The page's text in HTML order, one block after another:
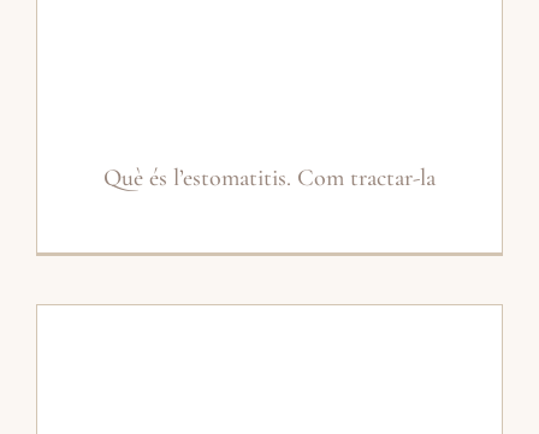
Què és l’estomatitis. Com tractar-la